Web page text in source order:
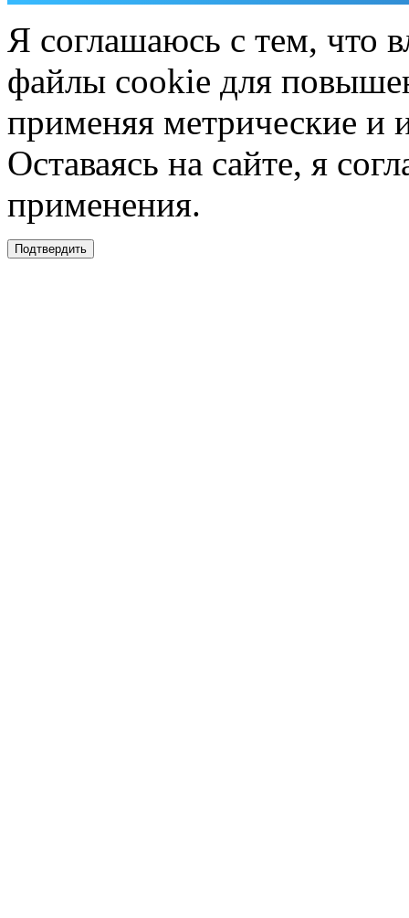
Я соглашаюсь с тем, что
файлы cookie для
применяя метрические и
Оставаясь на сайте, я
применения.
Подтвердить